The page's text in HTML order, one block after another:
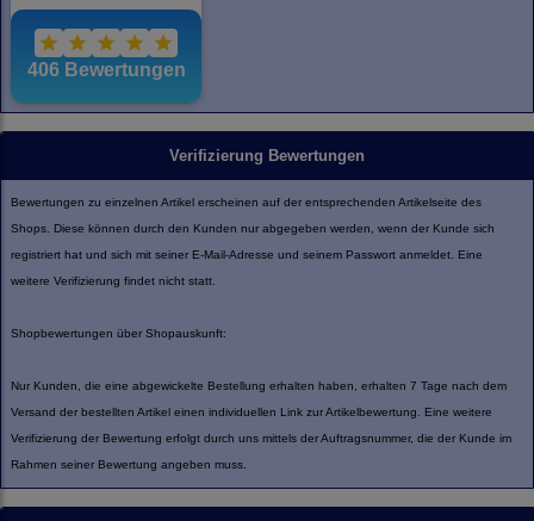
Verifizierung Bewertungen
Bewertungen zu einzelnen Artikel erscheinen auf der entsprechenden Artikelseite des
Shops. Diese können durch den Kunden nur abgegeben werden, wenn der Kunde sich
registriert hat und sich mit seiner E-Mail-Adresse und seinem Passwort anmeldet. Eine
weitere Verifizierung findet nicht statt.
Shopbewertungen über Shopauskunft:
Nur Kunden, die eine abgewickelte Bestellung erhalten haben, erhalten 7 Tage nach dem
Versand der bestellten Artikel einen individuellen Link zur Artikelbewertung. Eine weitere
Verifizierung der Bewertung erfolgt durch uns mittels der Auftragsnummer, die der Kunde im
Rahmen seiner Bewertung angeben muss.